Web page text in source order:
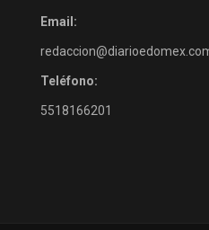
Email:
Teléfono:
5518166201